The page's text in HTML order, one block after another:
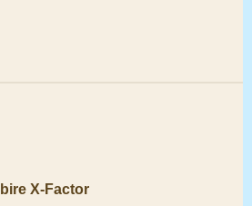
X-Factor